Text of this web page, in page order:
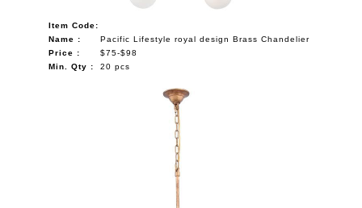
Item Code:
Name :
Pacific Lifestyle royal design Brass Chandelier
Price :
$75-$98
Min. Qty :
20 pcs